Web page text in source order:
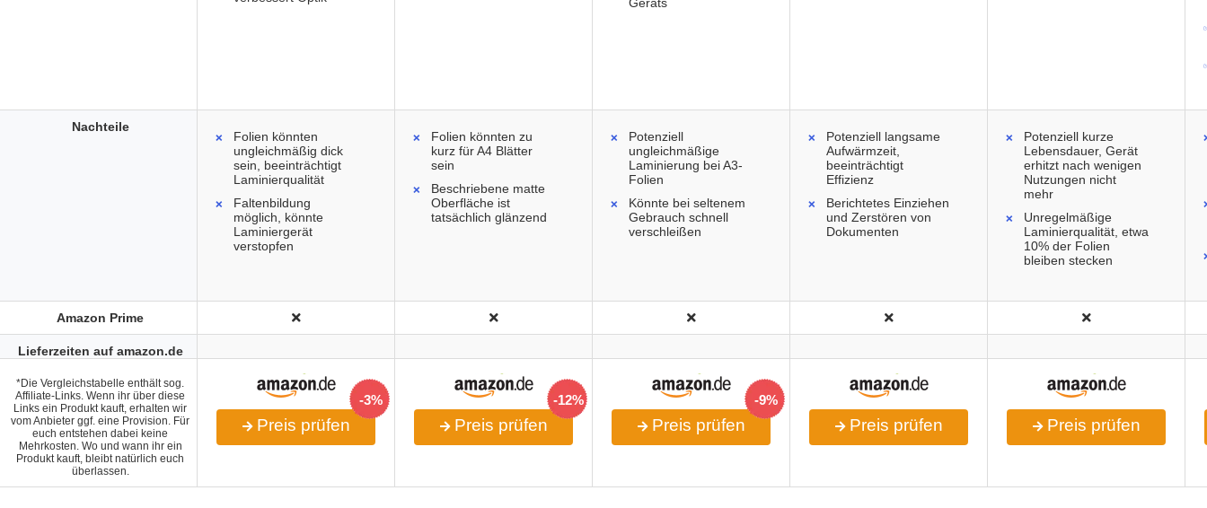
Geräts
Folien könnten
ungleichmäßig dick
sein, beeinträchtigt
Laminierqualität
Faltenbildung
möglich, könnte
Laminiergerät
verstopfen
Folien könnten zu
kurz für A4 Blätter
sein
Beschriebene matte
Oberfläche ist
tatsächlich glänzend
Potenziell
ungleichmäßige
Laminierung bei A3-
Folien
Könnte bei seltenem
Gebrauch schnell
verschleißen
Potenziell langsame
Aufwärmzeit,
beeinträchtigt
Effizienz
Berichtetes Einziehen
und Zerstören von
Dokumenten
Potenziell kurze
Lebensdauer, Gerät
erhitzt nach wenigen
Nutzungen nicht
mehr
Unregelmäßige
Laminierqualität, etwa
10% der Folien
bleiben stecken
-3%
Preis prüfen
-12%
Preis prüfen
-9%
Preis prüfen Preis prüfen Preis prüfen
Nachteile
Amazon Prime
Lieferzeiten auf amazon.de
*Die Vergleichstabelle enthält sog.
Affiliate-Links. Wenn ihr über diese
Links ein Produkt kauft, erhalten wir
vom Anbieter ggf. eine Provision. Für
euch entstehen dabei keine
Mehrkosten. Wo und wann ihr ein
Produkt kauft, bleibt natürlich euch
überlassen.